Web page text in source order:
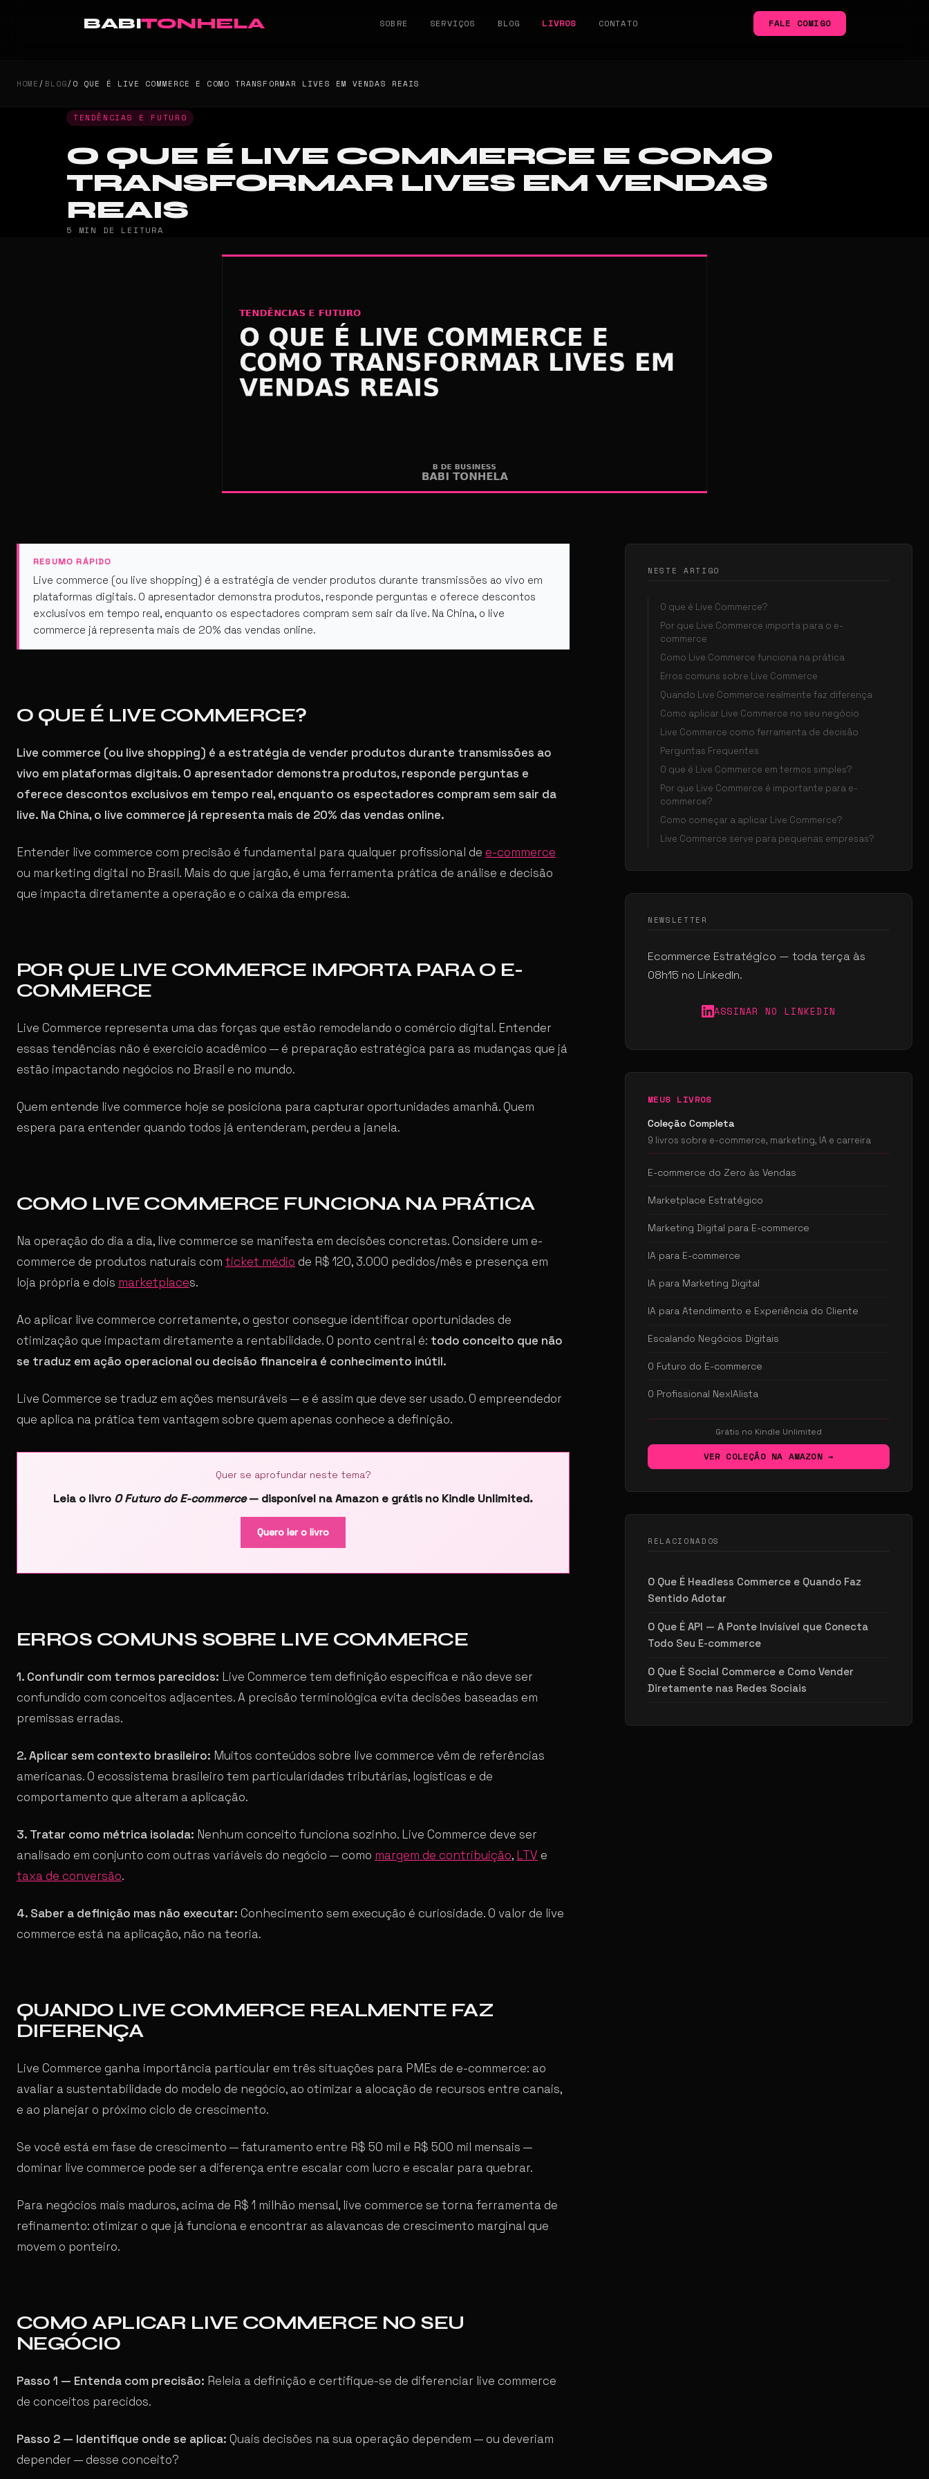
BABITONHELA SOBRE SERVIÇOS BLOG LIVROS CONTATO FALE COMIGO
HOME/BLOG/O QUE É LIVE COMMERCE E COMO TRANSFORMAR LIVES EM VENDAS REAIS
TENDÊNCIAS E FUTURO
O QUE É LIVE COMMERCE E COMO
TRANSFORMAR LIVES EM VENDAS
REAIS
5 MIN DE LEITURA
RESUMO RÁPIDO
Live commerce (ou live shopping) é a estratégia de vender produtos durante transmissões ao vivo em
plataformas digitais. O apresentador demonstra produtos, responde perguntas e oferece descontos
exclusivos em tempo real, enquanto os espectadores compram sem sair da live. Na China, o live
commerce já representa mais de 20% das vendas online.
O QUE É LIVE COMMERCE?
Live commerce (ou live shopping) é a estratégia de vender produtos durante transmissões ao
vivo em plataformas digitais. O apresentador demonstra produtos, responde perguntas e
oferece descontos exclusivos em tempo real, enquanto os espectadores compram sem sair da
live. Na China, o live commerce já representa mais de 20% das vendas online.
Entender live commerce com precisão é fundamental para qualquer profissional de e-commerce
ou marketing digital no Brasil. Mais do que jargão, é uma ferramenta prática de análise e decisão
que impacta diretamente a operação e o caixa da empresa.
POR QUE LIVE COMMERCE IMPORTA PARA O E-
COMMERCE
Live Commerce representa uma das forças que estão remodelando o comércio digital. Entender
essas tendências não é exercício acadêmico — é preparação estratégica para as mudanças que já
estão impactando negócios no Brasil e no mundo.
Quem entende live commerce hoje se posiciona para capturar oportunidades amanhã. Quem
espera para entender quando todos já entenderam, perdeu a janela.
COMO LIVE COMMERCE FUNCIONA NA PRÁTICA
Na operação do dia a dia, live commerce se manifesta em decisões concretas. Considere um e-
commerce de produtos naturais com ticket médio de R$ 120, 3.000 pedidos/mês e presença em
loja própria e dois marketplaces.
Ao aplicar live commerce corretamente, o gestor consegue identificar oportunidades de
otimização que impactam diretamente a rentabilidade. O ponto central é: todo conceito que não
se traduz em ação operacional ou decisão financeira é conhecimento inútil.
Live Commerce se traduz em ações mensuráveis — e é assim que deve ser usado. O empreendedor
que aplica na prática tem vantagem sobre quem apenas conhece a definição.
Quer se aprofundar neste tema?
Leia o livro O Futuro do E-commerce— disponível na Amazon e grátis no Kindle Unlimited.
Quero ler o livro
ERROS COMUNS SOBRE LIVE COMMERCE
1. Confundir com termos parecidos: Live Commerce tem definição específica e não deve ser
confundido com conceitos adjacentes. A precisão terminológica evita decisões baseadas em
premissas erradas.
2. Aplicar sem contexto brasileiro: Muitos conteúdos sobre live commerce vêm de referências
americanas. O ecossistema brasileiro tem particularidades tributárias, logísticas e de
comportamento que alteram a aplicação.
3. Tratar como métrica isolada: Nenhum conceito funciona sozinho. Live Commerce deve ser
analisado em conjunto com outras variáveis do negócio — como margem de contribuição, LTV e
taxa de conversão.
4. Saber a definição mas não executar: Conhecimento sem execução é curiosidade. O valor de live
commerce está na aplicação, não na teoria.
QUANDO LIVE COMMERCE REALMENTE FAZ
DIFERENÇA
Live Commerce ganha importância particular em três situações para PMEs de e-commerce: ao
avaliar a sustentabilidade do modelo de negócio, ao otimizar a alocação de recursos entre canais,
e ao planejar o próximo ciclo de crescimento.
Se você está em fase de crescimento — faturamento entre R$ 50 mil e R$ 500 mil mensais —
dominar live commerce pode ser a diferença entre escalar com lucro e escalar para quebrar.
Para negócios mais maduros, acima de R$ 1 milhão mensal, live commerce se torna ferramenta de
refinamento: otimizar o que já funciona e encontrar as alavancas de crescimento marginal que
movem o ponteiro.
COMO APLICAR LIVE COMMERCE NO SEU
NEGÓCIO
Passo 1 — Entenda com precisão: Releia a definição e certifique-se de diferenciar live commerce
de conceitos parecidos.
Passo 2 — Identifique onde se aplica: Quais decisões na sua operação dependem — ou deveriam
depender — desse conceito?
NESTE ARTIGO
O que é Live Commerce?
Por que Live Commerce importa para o e-
commerce
Como Live Commerce funciona na prática
Erros comuns sobre Live Commerce
Quando Live Commerce realmente faz diferença
Como aplicar Live Commerce no seu negócio
Live Commerce como ferramenta de decisão
Perguntas Frequentes
O que é Live Commerce em termos simples?
Por que Live Commerce é importante para e-
commerce?
Como começar a aplicar Live Commerce?
Live Commerce serve para pequenas empresas?
NEWSLETTER
Ecommerce Estratégico — toda terça às
08h15 no LinkedIn.
ASSINAR NO LINKEDIN
MEUS LIVROS
Coleção Completa
9 livros sobre e-commerce, marketing, IA e carreira
E-commerce do Zero às Vendas
Marketplace Estratégico
Marketing Digital para E-commerce
IA para E-commerce
IA para Marketing Digital
IA para Atendimento e Experiência do Cliente
Escalando Negócios Digitais
O Futuro do E-commerce
O Profissional NexIAlista
Grátis no Kindle Unlimited
VER COLEÇÃO NA AMAZON →
RELACIONADOS
O Que É Headless Commerce e Quando Faz
Sentido Adotar
O Que É API — A Ponte Invisível que Conecta
Todo Seu E-commerce
O Que É Social Commerce e Como Vender
Diretamente nas Redes Sociais